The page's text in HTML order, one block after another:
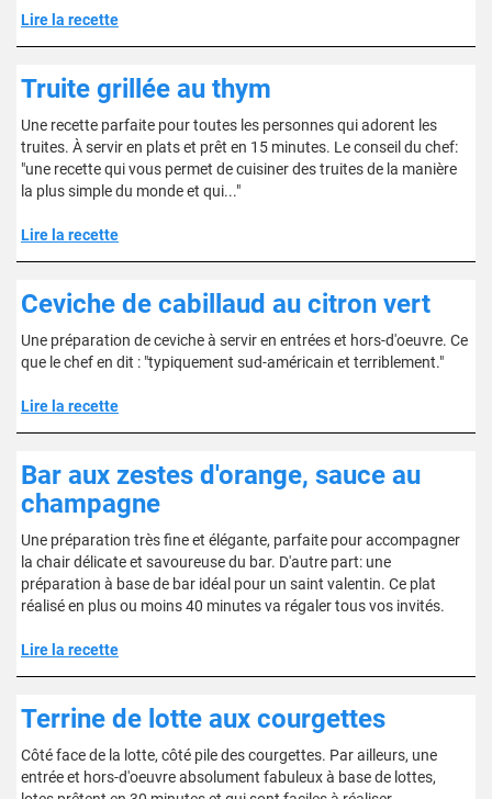
Lire la recette
Truite grillée au thym
Une recette parfaite pour toutes les personnes qui adorent les
truites. À servir en plats et prêt en 15 minutes. Le conseil du chef:
"une recette qui vous permet de cuisiner des truites de la manière
la plus simple du monde et qui..."
Lire la recette
Ceviche de cabillaud au citron vert
Une préparation de ceviche à servir en entrées et hors-d'oeuvre. Ce
que le chef en dit : "typiquement sud-américain et terriblement."
Lire la recette
Bar aux zestes d'orange, sauce au
champagne
Une préparation très fine et élégante, parfaite pour accompagner
la chair délicate et savoureuse du bar. D'autre part: une
préparation à base de bar idéal pour un saint valentin. Ce plat
réalisé en plus ou moins 40 minutes va régaler tous vos invités.
Lire la recette
Terrine de lotte aux courgettes
Côté face de la lotte, côté pile des courgettes. Par ailleurs, une
entrée et hors-d'oeuvre absolument fabuleux à base de lottes,